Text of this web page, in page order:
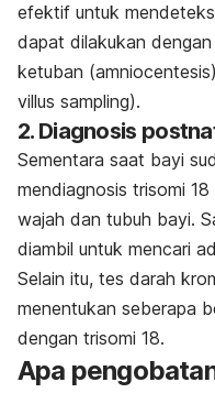
efektif untuk
dapat dilakukan
ketuban
villus sampling).
2. Diagnosis
Sementara saat bayi
mendiagnosis trisomi 18
wajah dan tubuh bayi.
diambil untuk mencari
Selain itu, tes darah
menentukan seberapa
dengan trisomi 18.
Apa